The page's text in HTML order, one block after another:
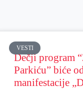
VESTI
Dečji program
Parkiću” biće
manifestacije